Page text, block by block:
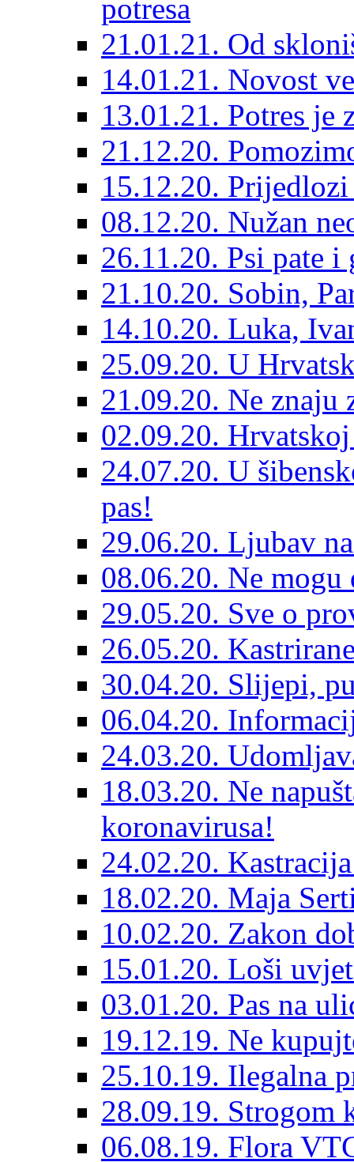
potresa
21.01.21. Od
14.01.21. Novost
13.01.21. Potres je
21.12.20.
15.12.20.
08.12.20. Nužan
26.11.20. Psi pate
21.10.20. Sobin,
14.10.20. Luka,
25.09.20. U
21.09.20. Ne znaju
02.09.20.
24.07.20. U
pas!
29.06.20. Ljubav
08.06.20. Ne
29.05.20. Sve o
26.05.20.
30.04.20. Slijepi,
06.04.20.
24.03.20.
18.03.20. Ne
koronavirusa!
24.02.20.
18.02.20. Maja
10.02.20. Zakon
15.01.20. Loši
03.01.20. Pas na
19.12.19. Ne
25.10.19. Ilegalna
28.09.19. Strogom
06.08.19. Flora